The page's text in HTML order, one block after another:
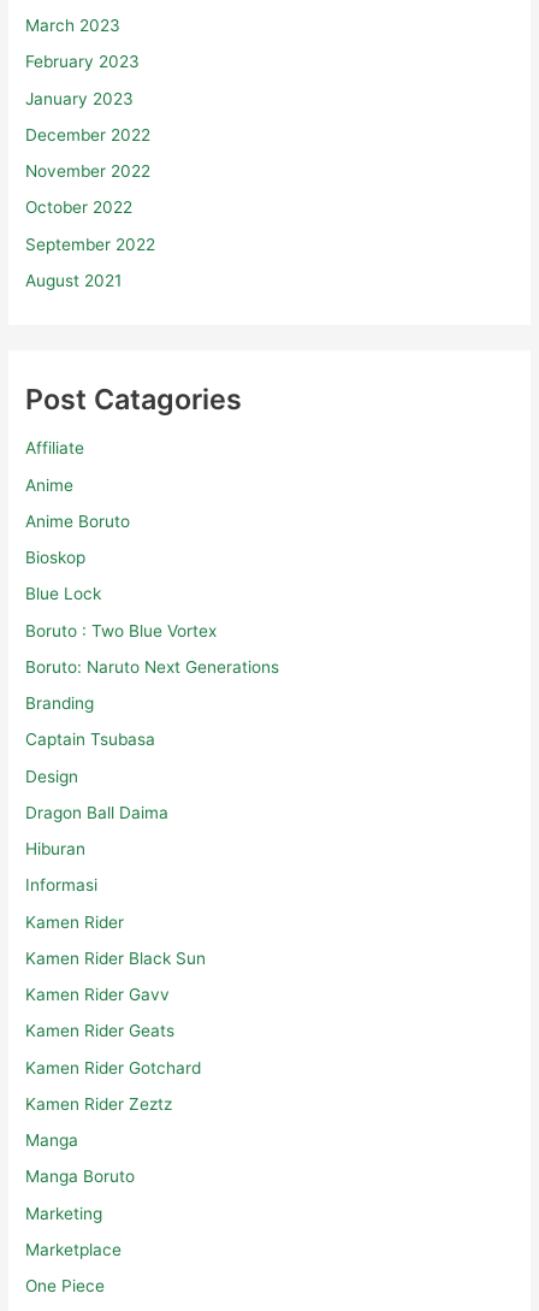
March 2023
February 2023
January 2023
December 2022
November 2022
October 2022
September 2022
August 2021
Post Catagories
Affiliate
Anime
Anime Boruto
Bioskop
Blue Lock
Boruto : Two Blue Vortex
Boruto: Naruto Next Generations
Branding
Captain Tsubasa
Design
Dragon Ball Daima
Hiburan
Informasi
Kamen Rider
Kamen Rider Black Sun
Kamen Rider Gavv
Kamen Rider Geats
Kamen Rider Gotchard
Kamen Rider Zeztz
Manga
Manga Boruto
Marketing
Marketplace
One Piece